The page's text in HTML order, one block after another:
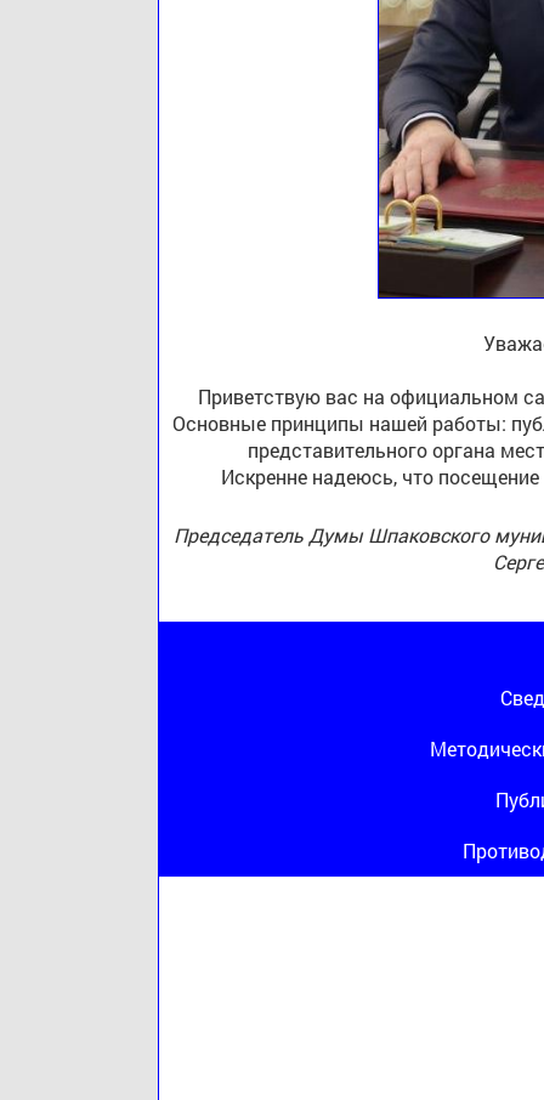
Приветствую вас на официальном
Основные принципы нашей работы:
представительного органа
Искренне надеюсь, что
Председатель Думы Шпаковского